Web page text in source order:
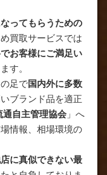
ってもらうための
買取サービスでは
お客様にご満足い
す。
足で国内外に多数
ブランド品を適正
通自主管理協会 」へ
情報、相場環境の
に真似できない最